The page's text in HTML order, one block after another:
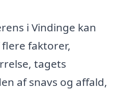
i Vindinge kan
faktorer,
tagets
af snavs og affald,